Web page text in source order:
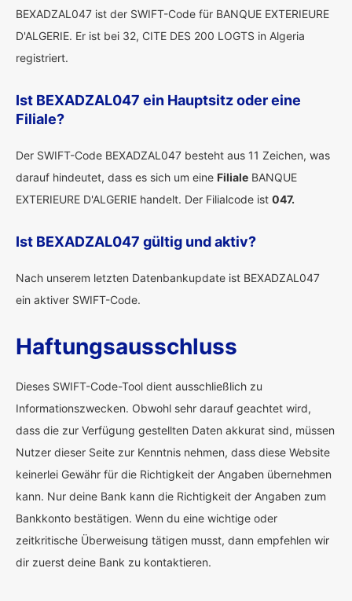
BEXADZAL047 ist der SWIFT-Code für BANQUE EXTERIEURE
D'ALGERIE. Er ist bei 32, CITE DES 200 LOGTS in Algeria
registriert.
Ist BEXADZAL047 ein Hauptsitz oder eine
Filiale?
Der SWIFT-Code BEXADZAL047 besteht aus 11 Zeichen, was
darauf hindeutet, dass es sich um eine Filiale BANQUE
EXTERIEURE D'ALGERIE handelt. Der Filialcode ist 047.
Ist BEXADZAL047 gültig und aktiv?
Nach unserem letzten Datenbankupdate ist BEXADZAL047
ein aktiver SWIFT-Code.
Haftungsausschluss
Dieses SWIFT-Code-Tool dient ausschließlich zu
Informationszwecken. Obwohl sehr darauf geachtet wird,
dass die zur Verfügung gestellten Daten akkurat sind, müssen
Nutzer dieser Seite zur Kenntnis nehmen, dass diese Website
keinerlei Gewähr für die Richtigkeit der Angaben übernehmen
kann. Nur deine Bank kann die Richtigkeit der Angaben zum
Bankkonto bestätigen. Wenn du eine wichtige oder
zeitkritische Überweisung tätigen musst, dann empfehlen wir
dir zuerst deine Bank zu kontaktieren.